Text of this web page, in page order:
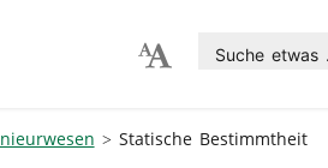
Suche etwas
Statische Bestimmtheit